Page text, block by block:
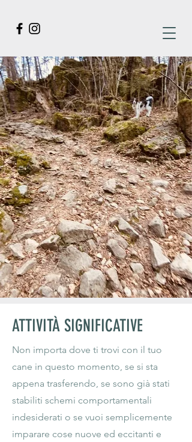
ATTIVITÀ SIGNIFICATIVE
Non importa dove ti trovi con il tuo
cane in questo momento, se si sta
appena trasferendo, se sono già stati
stabiliti schemi comportamentali
indesiderati o se vuoi semplicemente
imparare cose nuove ed eccitanti e